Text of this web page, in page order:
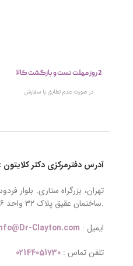
2 روز مهلت تست و بازگشت کالا
در صورت عدم تطابق با سفارش
آدرس دفترمرکزی دکتر کلایتون :
تهران، بزرگراه ستاری. بلوار
.ساختمان عقیق پلاک ۳۲ واحد 16-کد پستی : 1481946941
ایمیل : Clayton.com
تلفن تماس :02144051730